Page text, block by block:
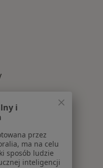
Górze
i
przez
ma na celu
sposób ludzie
inteligencji